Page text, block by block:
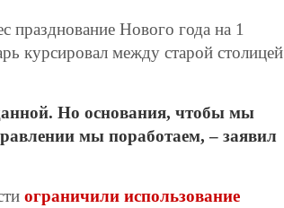
празднование Нового года на 1
курсировал между старой столицей
Но основания, чтобы мы
мы поработаем, – заявил
ограничили использование